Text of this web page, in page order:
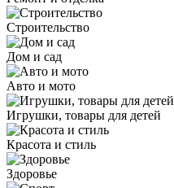
Строительство
Дом и сад
Авто и мото
Игрушки, товары для детей
Красота и стиль
Здоровье